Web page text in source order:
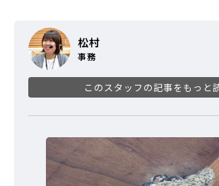
松村
事務
このスタッフの記事をもっと